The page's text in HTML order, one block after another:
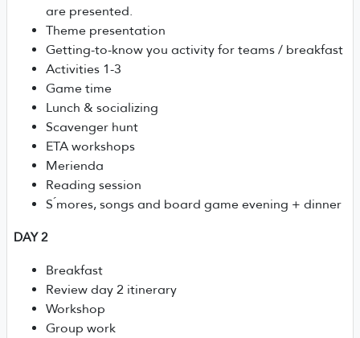
are presented.
Theme presentation
Getting-to-know you activity for teams / breakfast
Activities 1-3
Game time
Lunch & socializing
Scavenger hunt
ETA workshops
Merienda
Reading session
S ́mores, songs and board game evening + dinner
DAY 2
Breakfast
Review day 2 itinerary
Workshop
Group work